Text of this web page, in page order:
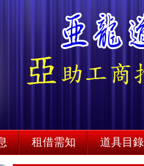
租借需知 道具目錄